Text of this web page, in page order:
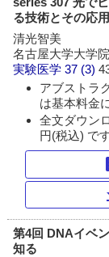
る技術とその応
清光智美
名古屋大学大学
実験医学 37 (3)
アブストラ
は基本料金
全文ダウン
円(税込) です
第4回 DNAイベ
知る